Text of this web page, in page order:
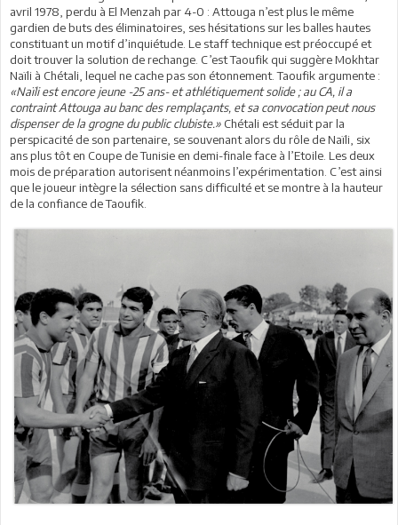
avril 1978, perdu à El Menzah par 4-0 : Attouga n’est plus le même
gardien de buts des éliminatoires, ses hésitations sur les balles hautes
constituant un motif d’inquiétude. Le staff technique est préoccupé et
doit trouver la solution de rechange. C’est Taoufik qui suggère Mokhtar
Naïli à Chétali, lequel ne cache pas son étonnement. Taoufik argumente :
«Naïli est encore jeune -25 ans- et athlétiquement solide ; au CA, il a
contraint Attouga au banc des remplaçants, et sa convocation peut nous
dispenser de la grogne du public clubiste.» Chétali est séduit par la
perspicacité de son partenaire, se souvenant alors du rôle de Naïli, six
ans plus tôt en Coupe de Tunisie en demi-finale face à l’Etoile. Les deux
mois de préparation autorisent néanmoins l’expérimentation. C’est ainsi
que le joueur intègre la sélection sans difficulté et se montre à la hauteur
de la confiance de Taoufik.